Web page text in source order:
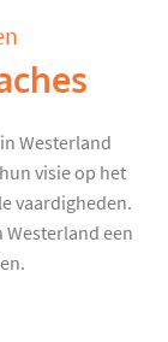
Westerland
visie op het
vaardigheden.
een